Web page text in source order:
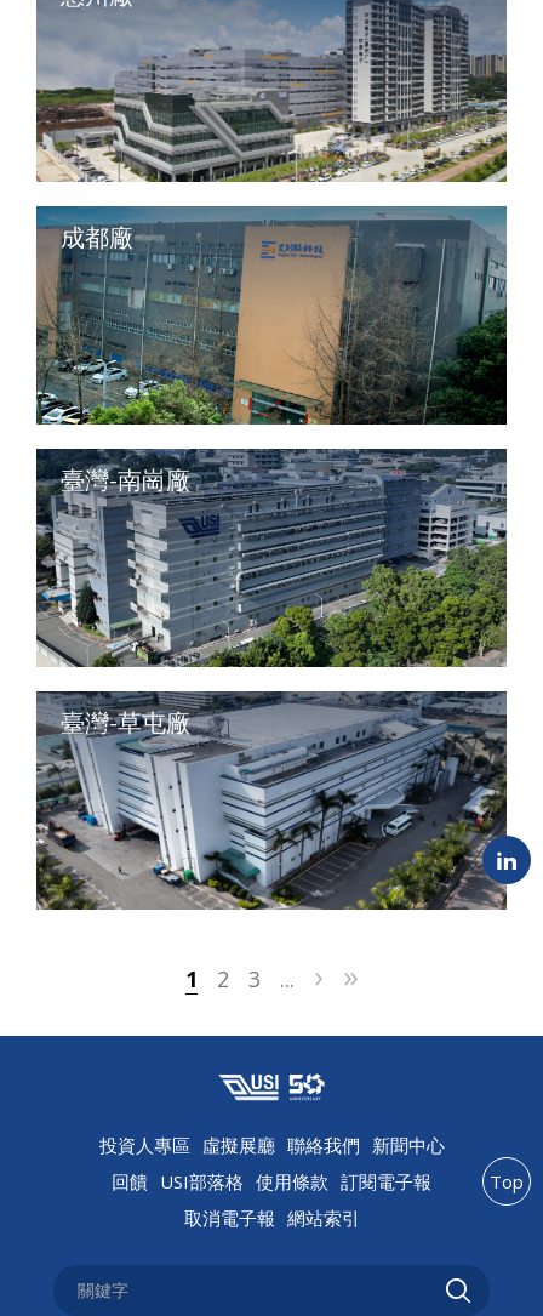
成都廠
臺灣-南崗廠
臺灣-草屯廠
1 2 3 ... › »
投資人專區 虛擬展廳 聯絡我們 新聞中心
回饋 USI部落格 使用條款 訂閱電子報
取消電子報 網站索引
Top